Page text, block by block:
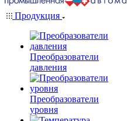
Продукция
Преобразователи
давления
Преобразователи
уровня